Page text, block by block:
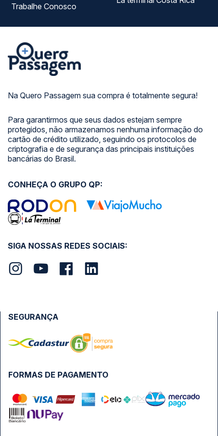
Na Quero Passagem sua compra é totalmente segura!
Para garantirmos que seus dados estejam sempre
protegidos, não armazenamos nenhuma informação do
cartão de crédito utilizado, seguindo os protocolos de
criptografia e de segurança das principais instituições
bancárias do Brasil.
Trabalhe Conosco
SIGA NOSSAS REDES SOCIAIS:
CONHEÇA O GRUPO QP:
FORMAS DE PAGAMENTO
SEGURANÇA